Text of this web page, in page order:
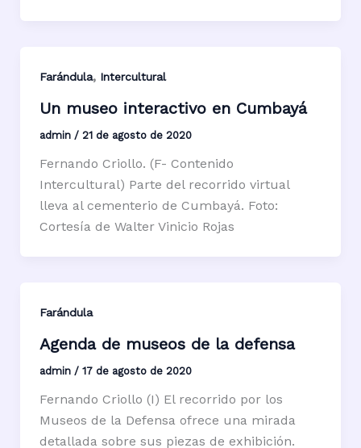
Farándula, Intercultural
Un museo interactivo en Cumbayá
admin / 21 de agosto de 2020
Fernando Criollo. (F- Contenido
Intercultural) Parte del recorrido virtual
lleva al cementerio de Cumbayá. Foto:
Cortesía de Walter Vinicio Rojas
Farándula
Agenda de museos de la defensa
admin / 17 de agosto de 2020
Fernando Criollo (I) El recorrido por los
Museos de la Defensa ofrece una mirada
detallada sobre sus piezas de exhibición.